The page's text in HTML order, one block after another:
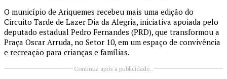
O município de Ariquemes recebeu mais uma edição do
Circuito Tarde de Lazer Dia da Alegria, iniciativa apoiada pelo
deputado estadual Pedro Fernandes (PRD), que transformou a
Praça Oscar Arruda, no Setor 10, em um espaço de convivência
e recreação para crianças e famílias.
Continua após a publicidade..